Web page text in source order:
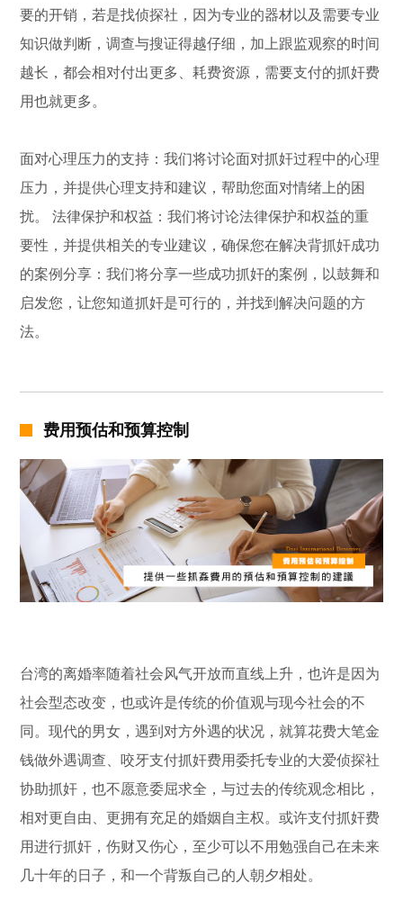
要的开销，若是找侦探社，因为专业的器材以及需要专业
知识做判断，调查与搜证得越仔细，加上跟监观察的时间
越长，都会相对付出更多、耗费资源，需要支付的抓奸费
用也就更多。
面对心理压力的支持：我们将讨论面对抓奸过程中的心理
压力，并提供心理支持和建议，帮助您面对情绪上的困
扰。 法律保护和权益：我们将讨论法律保护和权益的重
要性，并提供相关的专业建议，确保您在解决背抓奸成功
的案例分享：我们将分享一些成功抓奸的案例，以鼓舞和
启发您，让您知道抓奸是可行的，并找到解决问题的方
法。
费用预估和预算控制
台湾的离婚率随着社会风气开放而直线上升，也许是因为
社会型态改变，也或许是传统的价值观与现今社会的不
同。现代的男女，遇到对方外遇的状况，就算花费大笔金
钱做外遇调查、咬牙支付抓奸费用委托专业的大爱侦探社
协助抓奸，也不愿意委屈求全，与过去的传统观念相比，
相对更自由、更拥有充足的婚姻自主权。或许支付抓奸费
用进行抓奸，伤财又伤心，至少可以不用勉强自己在未来
几十年的日子，和一个背叛自己的人朝夕相处。